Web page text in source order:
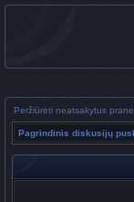
Peržiūrėti neatsakytus
Pagrindinis diskusijų